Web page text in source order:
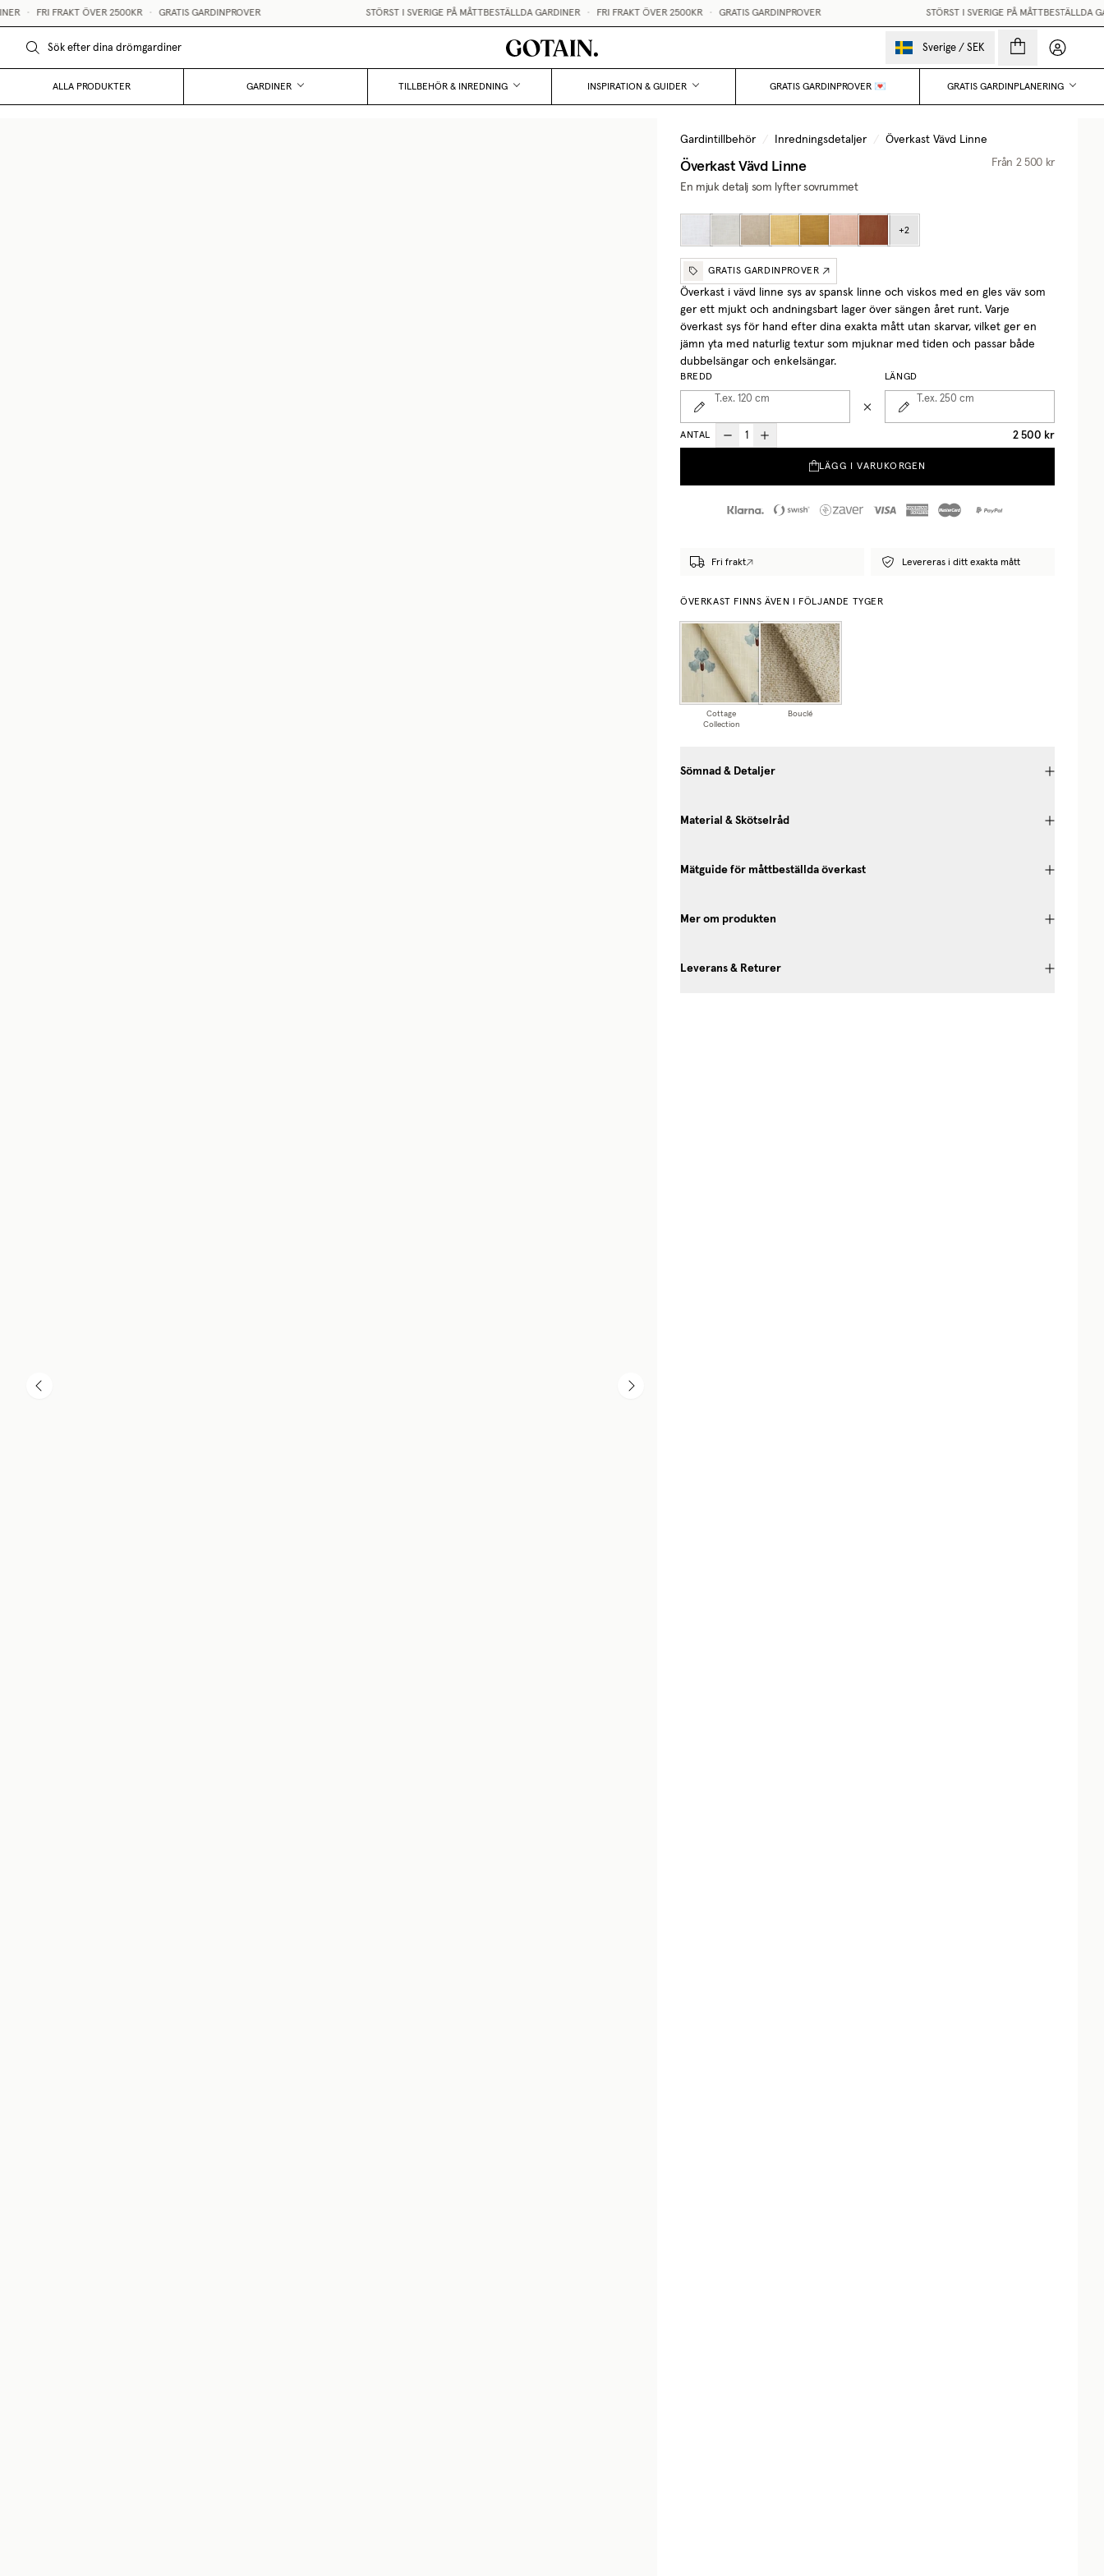
• FRI FRAKT ÖVER 2500KR • GRATIS GARDINPROVER STÖRST I SVERIGE PÅ MÅTTBESTÄLLDA GARDINER • FRI FRAKT ÖVER 2500KR • GRATIS GARDINPROVER STÖRST I SVERIGE PÅ MÅTTBESTÄLLDA
Sverige / SEK Mina
ALLA PRODUKTER GARDINER TILLBEHÖR & INREDNING INSPIRATION & GUIDER GRATIS GARDINPROVER 💌 GRATIS GARDINPLANERING
Gardintillbehör / Inredningsdetaljer / Överkast Vävd Linne
Överkast Vävd Linne
En mjuk detalj som lyfter sovrummet
Från 2 500 kr
+2
GRATIS GARDINPROVER
Överkast i vävd linne sys av spansk linne och viskos med en gles väv som
ger ett mjukt och andningsbart lager över sängen året runt. Varje
överkast sys för hand efter dina exakta mått utan skarvar, vilket ger en
jämn yta med naturlig textur som mjuknar med tiden och passar både
dubbelsängar och enkelsängar.
BREDD
T.ex. 120 cm
LÄNGD
T.ex. 250 cm
ANTAL 2 500 kr
LÄGG I VARUKORGEN
Fri frakt Levereras i ditt exakta mått
ÖVERKAST FINNS ÄVEN I FÖLJANDE TYGER
Cottage
Collection
Bouclé
Sömnad & Detaljer
Material & Skötselråd
Mätguide för måttbeställda överkast
Mer om produkten
Leverans & Returer